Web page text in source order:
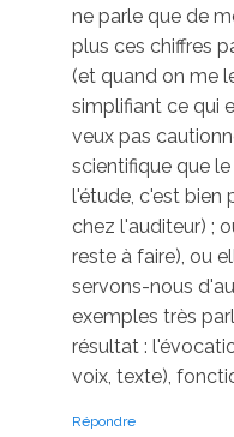
ne parle que de
plus ces chiffres
(et quand on me
simplifiant ce qui
veux pas
scientifique que
l'étude, c'est bien
chez l'auditeur) ;
reste à faire), ou
servons-nous
exemples très
résultat :
voix, texte),
Répondre